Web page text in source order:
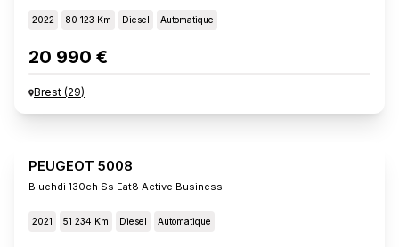
2022 80 123 Km Diesel Automatique
20 990 €
Brest (29)
PEUGEOT 5008
Bluehdi 130ch Ss Eat8 Active Business
2021 51 234 Km Diesel Automatique